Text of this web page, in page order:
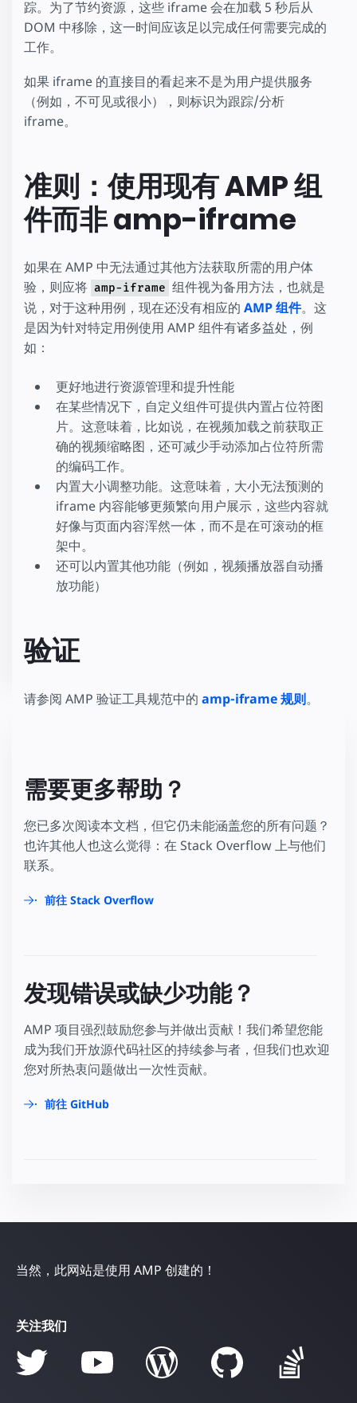
踪。为了节约资源，这些 iframe 会在加载 5 秒后从
DOM 中移除，这一时间应该足以完成任何需要完成的
工作。
如果 iframe 的直接目的看起来不是为用户提供服务
（例如，不可见或很小），则标识为跟踪/分析
iframe。
准则：使用现有 AMP 组
件而非 amp-iframe
如果在 AMP 中无法通过其他方法获取所需的用户体
验，则应将 amp-iframe 组件视为备用方法，也就是
说，对于这种用例，现在还没有相应的 AMP 组件。这
是因为针对特定用例使用 AMP 组件有诸多益处，例
如：
更好地进行资源管理和提升性能
在某些情况下，自定义组件可提供内置占位符图
片。这意味着，比如说，在视频加载之前获取正
确的视频缩略图，还可减少手动添加占位符所需
的编码工作。
内置大小调整功能。这意味着，大小无法预测的
iframe 内容能够更频繁向用户展示，这些内容就
好像与页面内容浑然一体，而不是在可滚动的框
架中。
还可以内置其他功能（例如，视频播放器自动播
放功能）
验证
请参阅 AMP 验证工具规范中的 amp-iframe 规则。
需要更多帮助？
您已多次阅读本文档，但它仍未能涵盖您的所有问题？
也许其他人也这么觉得：在 Stack Overflow 上与他们
联系。
前往 Stack Overflow
发现错误或缺少功能？
AMP 项目强烈鼓励您参与并做出贡献！我们希望您能
成为我们开放源代码社区的持续参与者，但我们也欢迎
您对所热衷问题做出一次性贡献。
前往 GitHub
当然，此网站是使用 AMP 创建的！
关注我们